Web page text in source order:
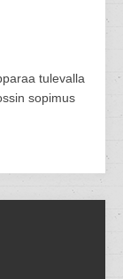
tulevalla
sopimus